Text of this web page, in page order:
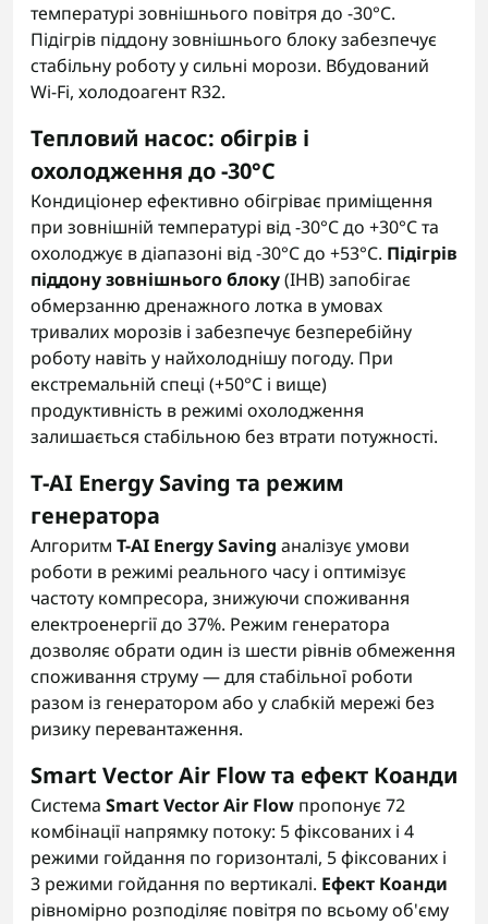
температурі зовнішнього повітря до -30°C.
Підігрів піддону зовнішнього блоку забезпечує
стабільну роботу у сильні морози. Вбудований
Wi-Fi, холодоагент R32.
Тепловий насос: обігрів і
охолодження до -30°C
Кондиціонер ефективно обігріває приміщення
при зовнішній температурі від -30°C до +30°C та
охолоджує в діапазоні від -30°C до +53°C. Підігрів
піддону зовнішнього блоку(IHB) запобігає
обмерзанню дренажного лотка в умовах
тривалих морозів і забезпечує безперебійну
роботу навіть у найхолоднішу погоду. При
екстремальній спеці (+50°C і вище)
продуктивність в режимі охолодження
залишається стабільною без втрати потужності.
T-AI Energy Saving та режим
генератора
Алгоритм T-AI Energy Saving аналізує умови
роботи в режимі реального часу і оптимізує
частоту компресора, знижуючи споживання
електроенергії до 37%. Режим генератора
дозволяє обрати один із шести рівнів обмеження
споживання струму — для стабільної роботи
разом із генератором або у слабкій мережі без
ризику перевантаження.
Smart Vector Air Flow та ефект Коанди
Система Smart Vector Air Flow пропонує 72
комбінації напрямку потоку: 5 фіксованих і 4
режими гойдання по горизонталі, 5 фіксованих і
3 режими гойдання по вертикалі. Ефект Коанди
рівномірно розподіляє повітря по всьому об'єму